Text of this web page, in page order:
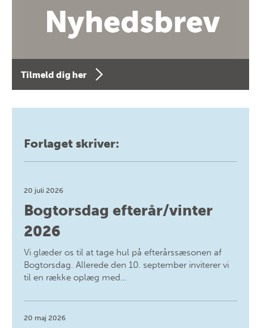
Tilmeld dig her
Forlaget skriver:
20 juli 2026
Bogtorsdag efterår/vinter
2026
Vi glæder os til at tage hul på efterårssæsonen af
Bogtorsdag. Allerede den 10. september inviterer vi
til en række oplæg med…
20 maj 2026